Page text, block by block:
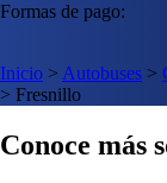
Formas de pago:
Inicio > Autobuses >
> Fresnillo
Conoce más